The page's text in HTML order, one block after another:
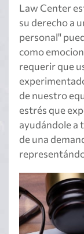
Law Center
su derecho a
personal"
como
requerir que
de nuestro
estrés que
ayudándole a
de una